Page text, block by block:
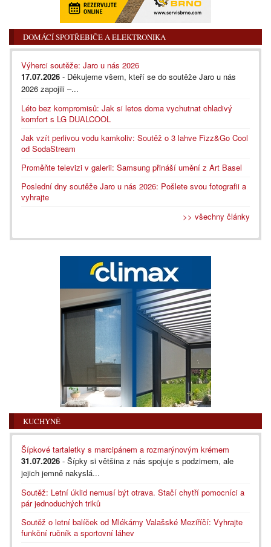
DOMÁCÍ SPOTŘEBIČE A ELEKTRONIKA
Výherci soutěže: Jaro u nás 2026
17.07.2026 - Děkujeme všem, kteří se do soutěže Jaro u nás
2026 zapojili –...
Léto bez kompromisů: Jak si letos doma vychutnat chladivý
komfort s LG DUALCOOL
Jak vzít perlivou vodu kamkoliv: Soutěž o 3 lahve Fizz&Go Cool
od SodaStream
Proměňte televizi v galerii: Samsung přináší umění z Art Basel
Poslední dny soutěže Jaro u nás 2026: Pošlete svou fotografii a
vyhrajte
>> všechny články
KUCHYNĚ
Šípkové tartaletky s marcipánem a rozmarýnovým krémem
31.07.2026 - Šípky si většina z nás spojuje s podzimem, ale
jejich jemně nakyslá...
Soutěž: Letní úklid nemusí být otrava. Stačí chytří pomocníci a
pár jednoduchých triků
Soutěž o letní balíček od Mlékárny Valašské Meziříčí: Vyhrajte
funkční ručník a sportovní láhev